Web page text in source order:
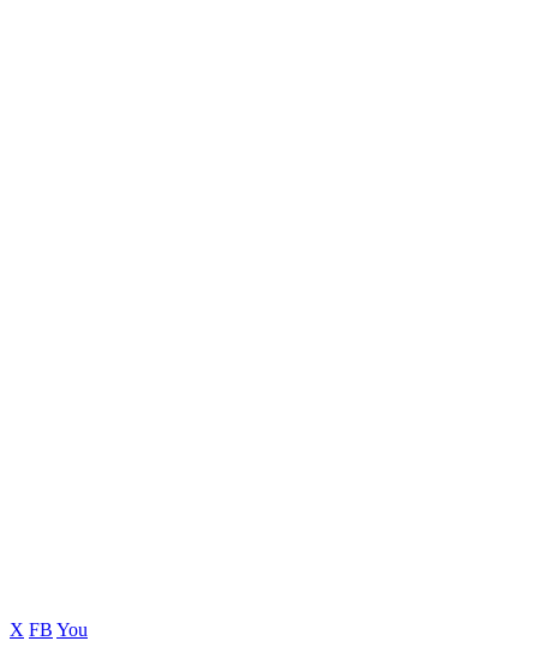
Х FB You